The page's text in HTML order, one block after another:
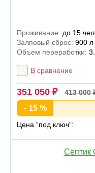
Проживание: до 15
Залповый сброс: 900 л
Объем переработки:
В сравнение
351 050 ₽ 413 000
- 15 %
Цена “под ключ”:
Септик